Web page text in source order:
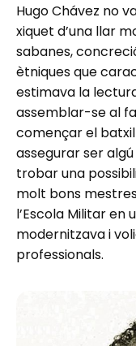
Hugo Chávez no
xiquet d’una llar
sabanes,
ètniques que
estimava la
assemblar-se al
començar el
assegurar ser
trobar una
molt bons
l’Escola Militar en
modernitzava i
professionals.